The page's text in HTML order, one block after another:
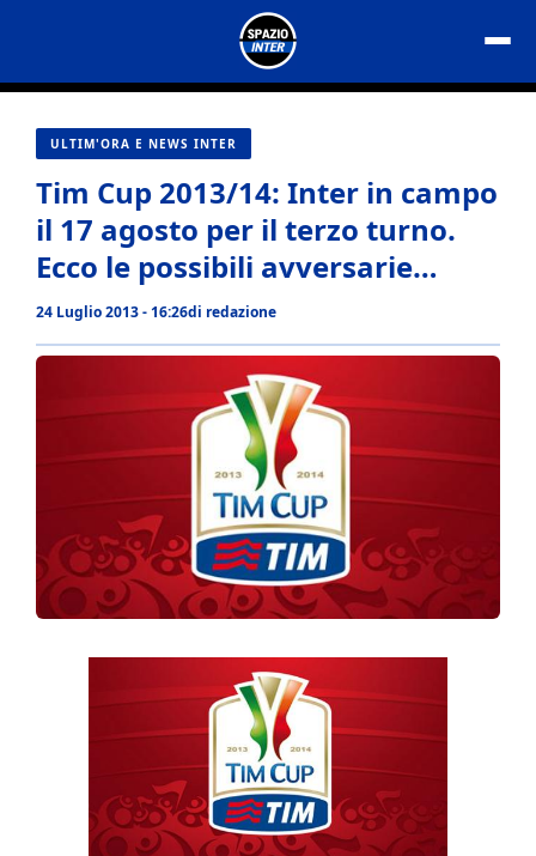
contenuto
ULTIM'ORA E NEWS INTER
Tim Cup 2013/14: Inter in campo
il 17 agosto per il terzo turno.
Ecco le possibili avversarie…
24 Luglio 2013 - 16:26di redazione